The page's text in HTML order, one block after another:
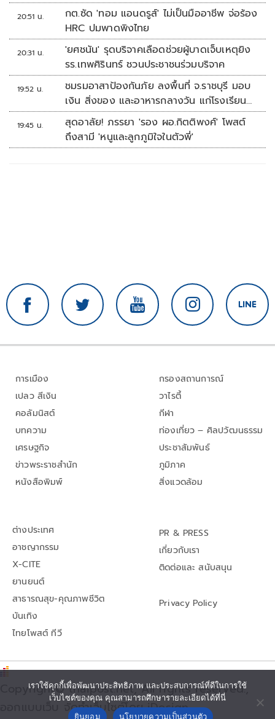
20:51 น.
กต.ซัด 'ทอม แอนดรูส์' ไม่เป็นมืออาชีพ จ่อร้อง
HRC ปมพาดพิงไทย
20:31 น.
'ยศชนัน' รุดบริจาคเลือดช่วยผู้บาดเจ็บเหตุยิง
รร.เทพศิรินทร์ ชวนประชาชนร่วมบริจาค
19:52 น.
ชมรมอาสาป้องกันภัย ลงพื้นที่ จ.ราชบุรี มอบ
เงิน สิ่งของ และอาหารกลางวัน แก่โรงเรียน
บ้านหนองน้ำใส
19:45 น.
สุดอาลัย! ภรรยา 'รอง ผอ.กิตติพงศ์' โพสต์
ถึงสามี 'หนูและลูกภูมิใจในตัวพี่'
การเมือง
เปลว สีเงิน
คอลัมนิสต์
บทความ
เศรษฐกิจ
ข่าวพระราชสำนัก
หนังสือพิมพ์
กรองสถานการณ์
วาไรตี้
กีฬา
ท่องเที่ยว – ศิลปวัฒนธรรม
ประชาสัมพันธ์
ภูมิภาค
สิ่งแวดล้อม
ต่างประเทศ
อาชญากรรม
X-CITE
ยานยนต์
สาธารณสุข-คุณภาพชีวิต
บันเทิง
ไทยโพสต์ ทีวี
PR & PRESS
เกี่ยวกับเรา
ติดต่อและ สนับสนุน
Privacy Policy
Copyright© thaipost.net, All rights reserved.,
ออกแบบเว็บ จัดทำเว็บไซต์โดย iDesign
เราใช้คุกกี้เพื่อพัฒนาประสิทธิภาพ และประสบการณ์ที่ดีในการใช้
เว็บไซต์ของคุณ คุณสามารถศึกษารายละเอียดได้ที่นี่
ยินยอม
นโยบายความเป็นส่วนตัว